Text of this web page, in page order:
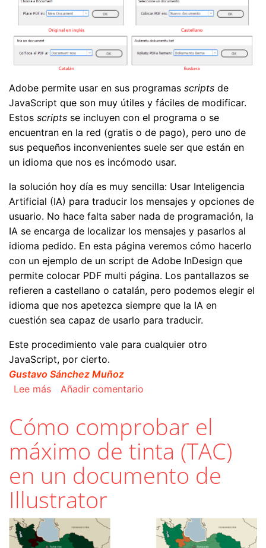
Adobe permite usar en sus programas scripts de
JavaScript que son muy útiles y fáciles de modificar.
Estos scripts se incluyen con el programa o se
encuentran en la red (gratis o de pago), pero uno de
sus pequeños inconvenientes suele ser que están en
un idioma que nos es incómodo usar.
la solución hoy día es muy sencilla: Usar Inteligencia
Artificial (IA) para traducir los mensajes y opciones de
usuario. No hace falta saber nada de programación, la
IA se encarga de localizar los mensajes y pasarlos al
idioma pedido. En esta página veremos cómo hacerlo
con un ejemplo de un script de Adobe InDesign que
permite colocar PDF multi página. Los pantallazos se
refieren a castellano o catalán, pero podemos elegir el
idioma que nos apetezca siempre que la IA en
cuestión sea capaz de usarlo para traducir.
Este procedimiento vale para cualquier otro
JavaScript, por cierto.
Gustavo Sánchez Muñoz
Lee mássobre Cómo traducir un script de JavaScript
Añadir comentario
Cómo comprobar el
máximo de tinta (TAC)
en un documento de
Illustrator